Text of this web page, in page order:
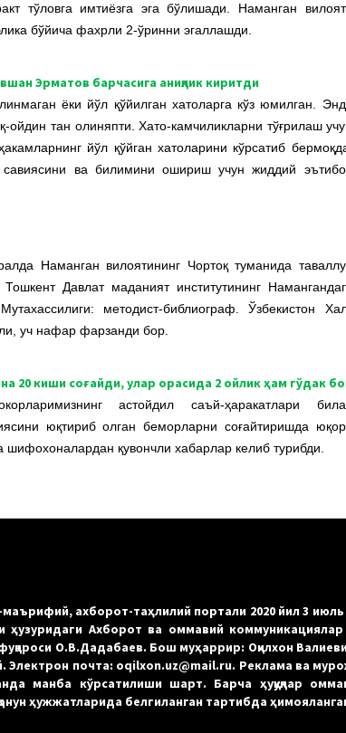
тўловга имтиёзга эга бўлишади. Наманган
бўйича фахрли 2-ўринни эгаллашди.
Эрматов барчасига аниқлик киритди
ёки йўл қўйилган хатоларга кўз юмилган.
ойдин тан олиняпти. Хато-камчиликларни тўғрилаш
йўл қўйган хатоларини кўрсатиб
ва билимини ошириш учун жиддий
Наманган вилоятининг Чортоқ туманида
Давлат маданият институтининг
методист-библиограф. Ўзбекистон
уч нафар фарзанди бор.
20 киши соғайди, улар орасида 2 ойлик ҳам гўдак
астойдил саъй-ҳаракатлари
юқтириб олган беморларни соғайтиришда
қувончли хабарлар келиб турибди.
маърифий, ахборот-таҳлилий портали 2020 йил 3
Ахборот ва оммавий коммуникациялар
О.В.Дадабаев. Бош муҳаррир: Оқилхон
Электрон почта: oqilxon.uz@mail.ru. Реклама ва
манба кўрсатилиши шарт. Барча ҳуқуқлар
ҳужжатларида белгиланган тартибда